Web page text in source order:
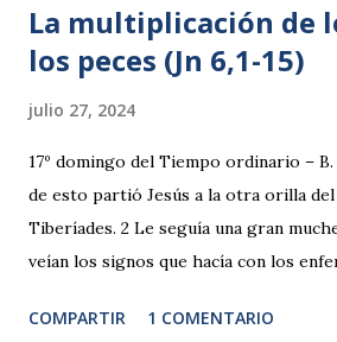
La multiplicación de
los peces (Jn 6,1-15)
julio 27, 2024
17º domingo del Tiempo ordinario –
de esto partió Jesús a la otra orilla del
Tiberíades. 2 Le seguía una gran
veían los signos que hacía con los
ser la Pascua, la fiesta de los judíos. 5
COMPARTIR 1 COMENTARIO